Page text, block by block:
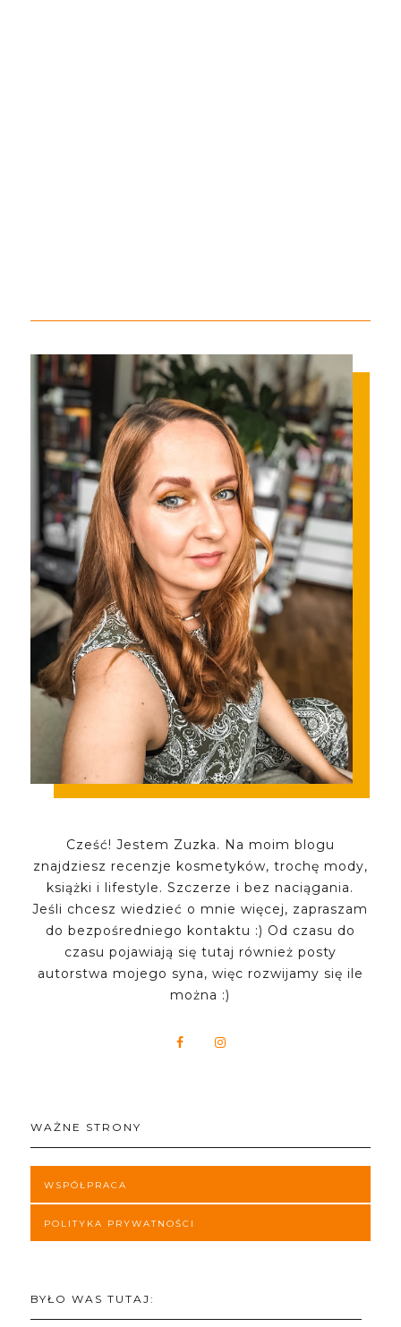
Cześć! Jestem Zuzka. Na moim blogu
znajdziesz recenzje kosmetyków, trochę mody,
książki i lifestyle. Szczerze i bez naciągania.
Jeśli chcesz wiedzieć o mnie więcej, zapraszam
do bezpośredniego kontaktu :) Od czasu do
czasu pojawiają się tutaj również posty
autorstwa mojego syna, więc rozwijamy się ile
można :)
WAŻNE STRONY
WSPÓŁPRACA
POLITYKA PRYWATNOŚCI
BYŁO WAS TUTAJ: